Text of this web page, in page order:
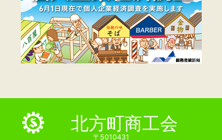
北方町商工会
〒5010431